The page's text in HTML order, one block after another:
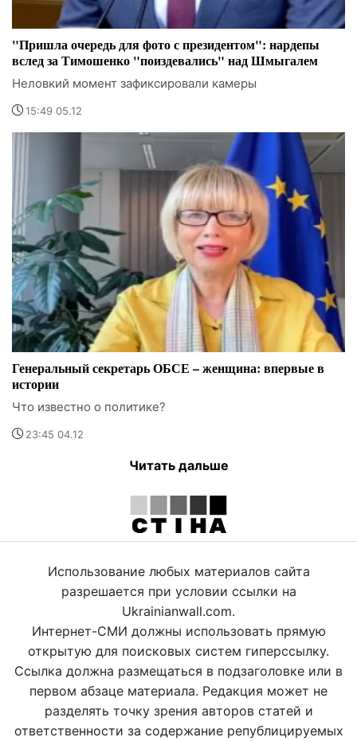
"Пришла очередь для фото с президентом": нардепы
вслед за Тимошенко "поиздевались" над Шмыгалем
Неловкий момент зафиксировали камеры
15:49 05.12
Генеральный секретарь ОБСЕ – женщина: впервые в
истории
Что известно о политике?
23:45 04.12
Читать дальше
Использование любых материалов сайта
разрешается при условии ссылки на
Ukrainianwall.com.
Интернет-СМИ должны использовать прямую
открытую для поисковых систем гиперссылку.
Ссылка должна размещаться в подзаголовке или в
первом абзаце материала. Редакция может не
разделять точку зрения авторов статей и
ответственности за содержание републицируемых